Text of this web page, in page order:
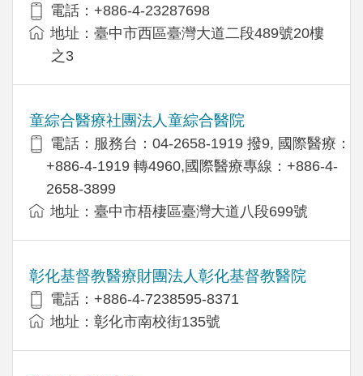
電話：+886-4-23287698
地址：臺中市西區臺灣大道二段489號20樓
之3
童綜合醫療社團法人童綜合醫院
電話：服務台：04-2658-1919 撥9, 國際醫療：
+886-4-1919 轉4960,國際醫療專線：+886-4-
2658-3899
地址：臺中市梧棲區臺灣大道八段699號
彰化基督教醫療財團法人彰化基督教醫院
電話：+886-4-7238595-8371
地址：彰化市南校街135號